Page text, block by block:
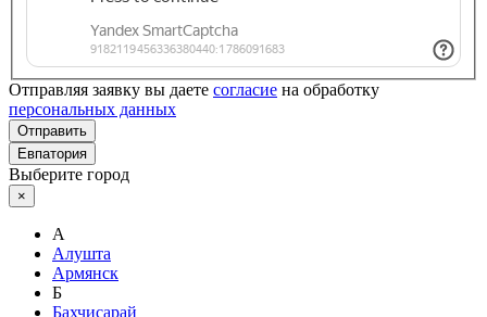
Отправляя заявку вы даете согласие на обработку
персональных данных
Отправить
Евпатория
Выберите город
×
А
Алушта
Армянск
Б
Бахчисарай